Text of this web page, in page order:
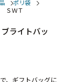
ポリ袋
ＳＷＴ
ライトバッ
、ギフトバッグに